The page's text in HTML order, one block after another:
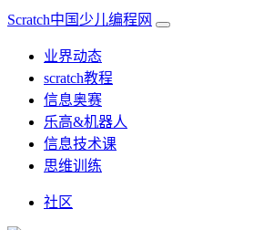
Scratch中国少儿编程网
业界动态
scratch教程
信息奥赛
乐高&机器人
信息技术课
思维训练
社区